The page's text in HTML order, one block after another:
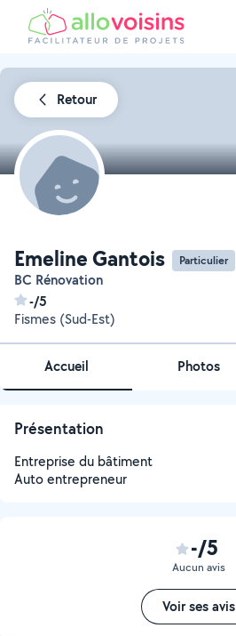
Retour
Emeline Gantois Particulier
BC Rénovation
-/5
Fismes (Sud-Est)
Accueil Photos
Présentation
Entreprise du bâtiment
Auto entrepreneur
-/5
Aucun avis
Voir ses avis